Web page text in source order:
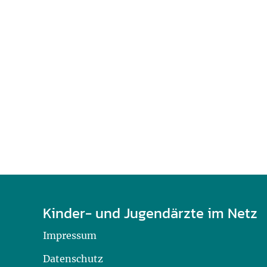
Kinder- und Jugendärzte im Netz
Impressum
Datenschutz